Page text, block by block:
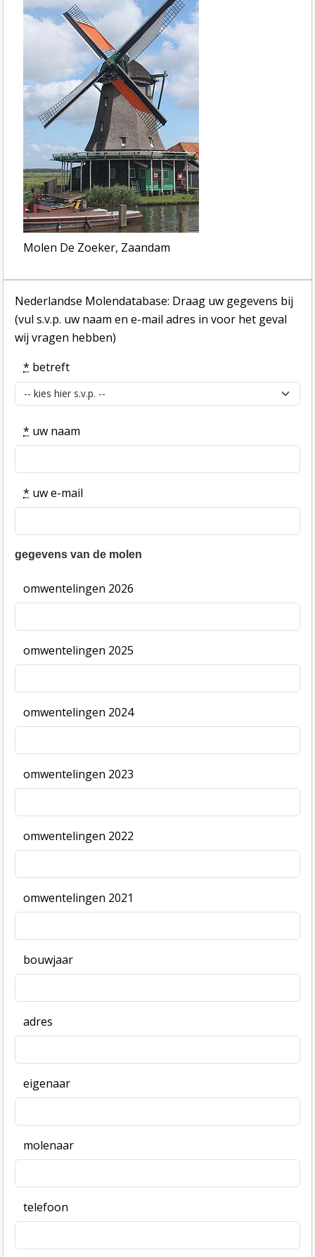
Molen De Zoeker, Zaandam
Nederlandse Molendatabase: Draag uw gegevens bij
(vul s.v.p. uw naam en e-mail adres in voor het geval
wij vragen hebben)
* betreft
* uw naam
* uw e-mail
gegevens van de molen
omwentelingen 2026
omwentelingen 2025
omwentelingen 2024
omwentelingen 2023
omwentelingen 2022
omwentelingen 2021
bouwjaar
adres
eigenaar
molenaar
telefoon